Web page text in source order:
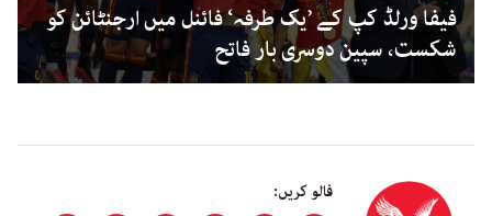
فیفا ورلڈ کپ کے ’یک طرفہ‘ فائنل میں ارجنٹائن کو
شکست، سپین دوسری بار فاتح
فالو کریں: